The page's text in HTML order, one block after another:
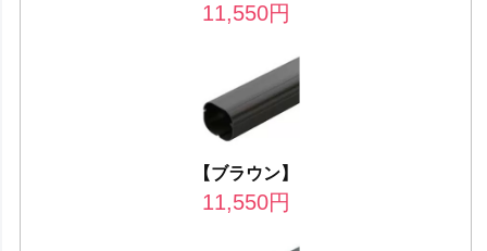
11,550円
【ブラウン】
11,550円